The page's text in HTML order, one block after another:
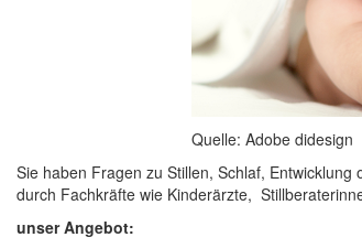
Quelle: Adobe didesign
Sie haben Fragen zu Stillen, Schlaf,
durch Fachkräfte wie Kinderärzte,
unser Angebot: